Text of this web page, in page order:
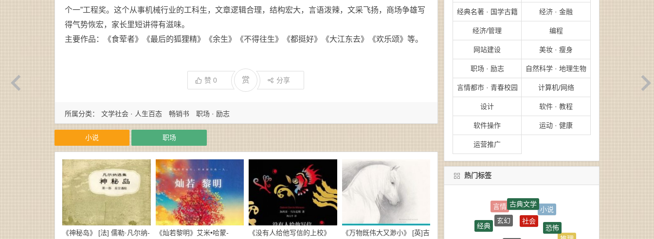
个一”工程奖。这个从事机械行业的工科生，文章逻辑合理，结构宏大，言语泼辣，文采飞扬，商场争雄写
得气势恢宏，家长里短讲得有滋味。
主要作品：《食荤者》《最后的狐狸精》《余生》《不得往生》《都挺好》《大江东去》《欢乐颂》等。
赞 0 赏 分享
所属分类： 文学社会 · 人生百态 畅销书 职场 · 励志
小说 职场
《神秘岛》 [法] 儒勒·凡尔纳-
《灿若黎明》艾米•哈蒙-
《没有人给他写信的上校》
《万物既伟大又渺小》 [英]吉
经典名著 · 国学古籍 经济 · 金融
经济/管理 编程
网站建设 美妆 · 瘦身
职场 · 励志 自然科学 · 地理生物
言情都市 · 青春校园 计算机/网络
设计 软件 · 教程
软件操作 运动 · 健康
运营推广
热门标签
古典文学
经典
玄幻
社会
恐怖
推理
人生
军事